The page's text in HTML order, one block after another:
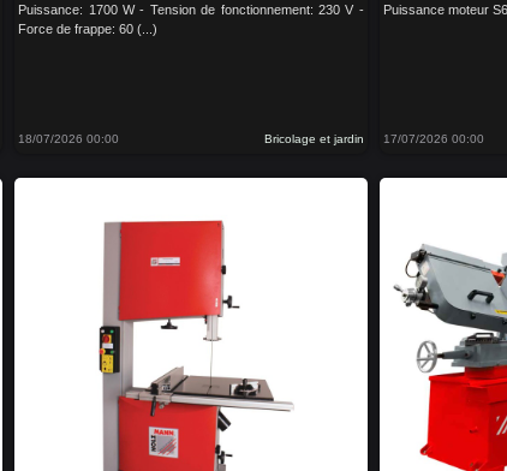
Puissance: 1700 W - Tension de fonctionnement: 230 V -
Force de frappe: 60 (...)
18/07/2026 00:00 Bricolage et jardin
Puissance moteur
17/07/2026 00:00